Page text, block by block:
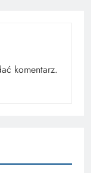
komentarz.